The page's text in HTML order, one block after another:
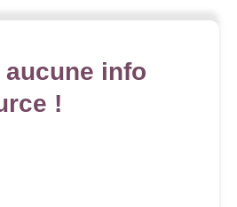
aucune info
!